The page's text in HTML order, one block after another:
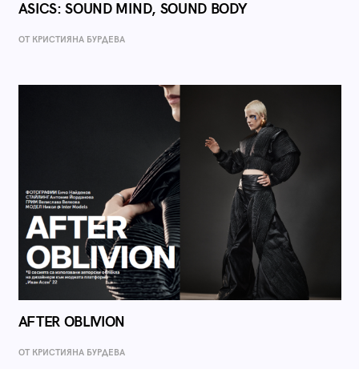
ASICS: SOUND MIND, SOUND BODY
ОТ КРИСТИЯНА БУРДЕВА
AFTER OBLIVION
ОТ КРИСТИЯНА БУРДЕВА